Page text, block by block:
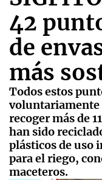
42
de
más
Todos estos
voluntariamente
recoger más de
han sido
plásticos de uso
para el riego,
maceteros.